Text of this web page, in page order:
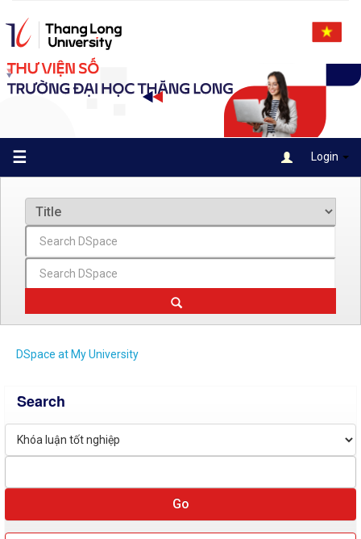
navigation
☰ Login
DSpace at My University
Search